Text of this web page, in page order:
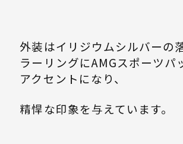
外装はイリジウムシルバーの
ラーリングにAMGスポーツパ
アクセントになり、
精悍な印象を与えています。